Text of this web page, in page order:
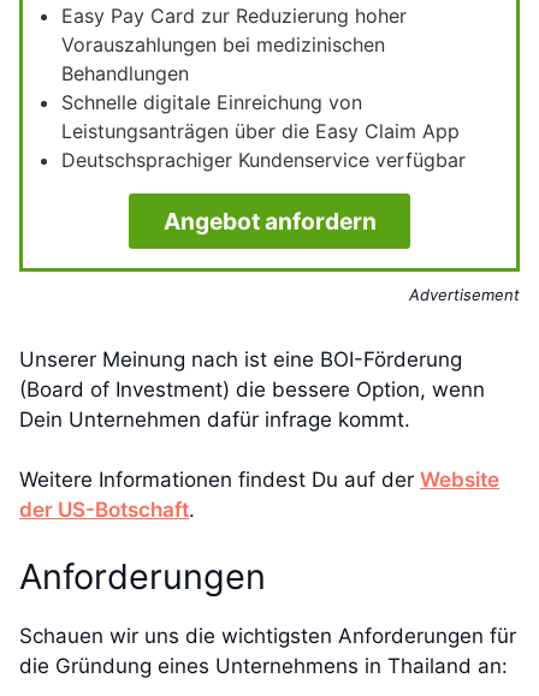
Easy Pay Card zur Reduzierung hoher
Vorauszahlungen bei medizinischen
Behandlungen
Schnelle digitale Einreichung von
Leistungsanträgen über die Easy Claim App
Deutschsprachiger Kundenservice verfügbar
Angebot anfordern
Advertisement
Unserer Meinung nach ist eine BOI-Förderung
(Board of Investment) die bessere Option, wenn
Dein Unternehmen dafür infrage kommt.
Weitere Informationen findest Du auf der Website
der US-Botschaft.
Anforderungen
Schauen wir uns die wichtigsten Anforderungen für
die Gründung eines Unternehmens in Thailand an: